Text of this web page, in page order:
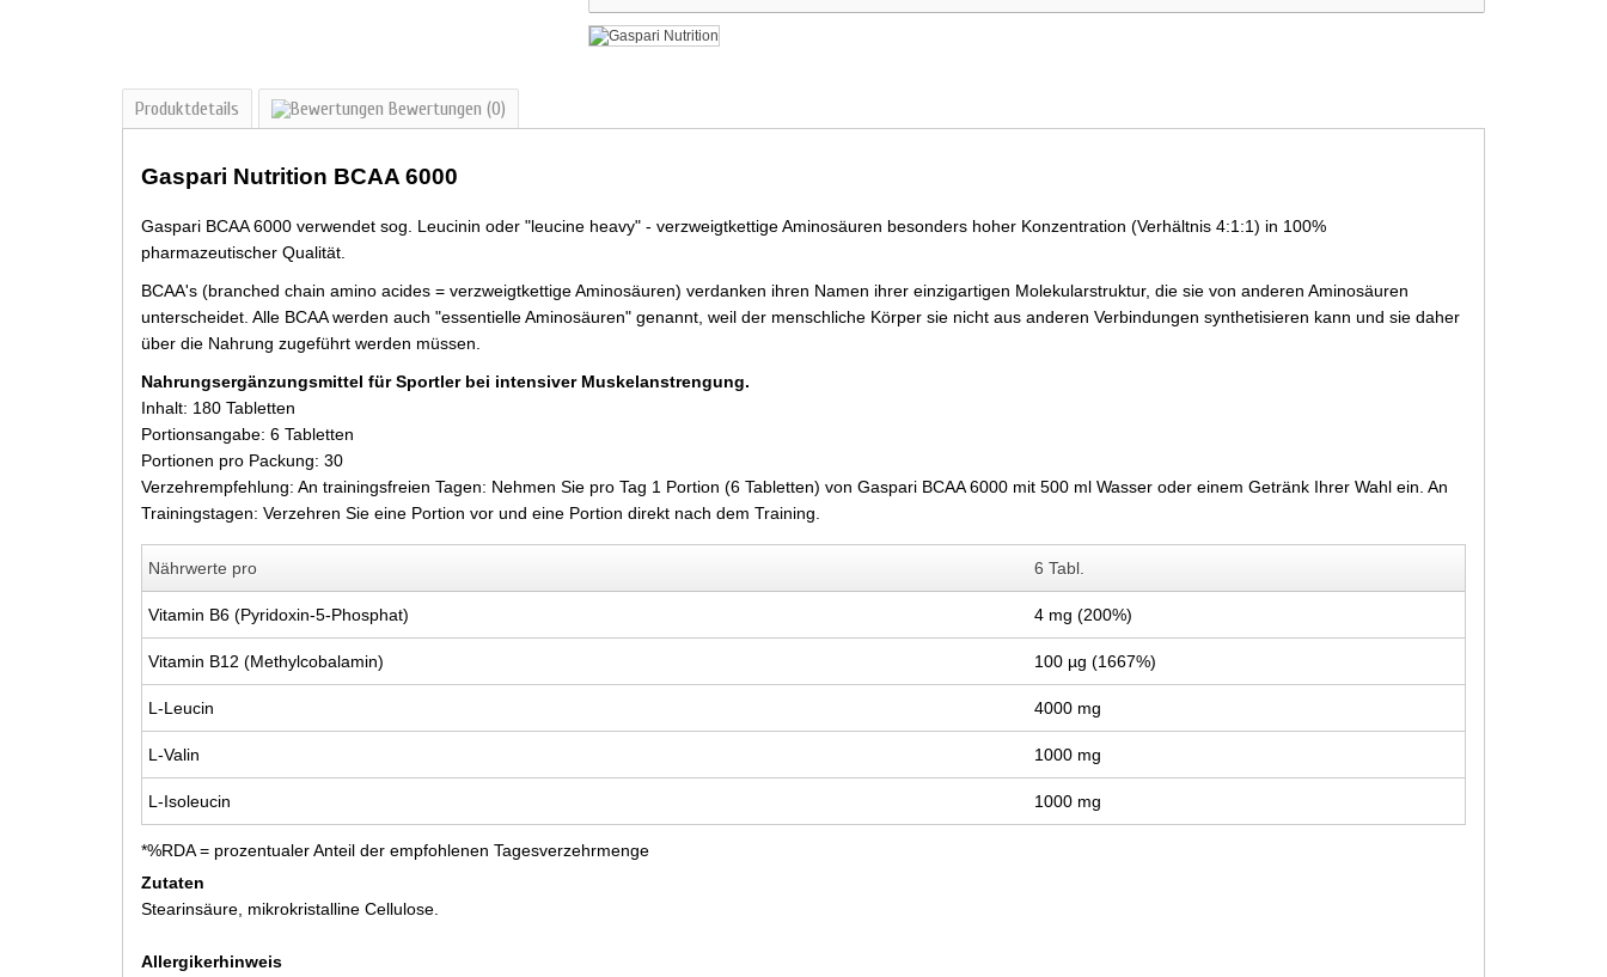
Produktdetails Bewertungen (0)
Gaspari Nutrition BCAA 6000
Gaspari BCAA 6000 verwendet sog. Leucinin oder "leucine heavy" - verzweigtkettige Aminosäuren besonders hoher Konzentration (Verhältnis 4:1:1) in 100%
pharmazeutischer Qualität.
BCAA's (branched chain amino acides = verzweigtkettige Aminosäuren) verdanken ihren Namen ihrer einzigartigen Molekularstruktur, die sie von anderen Aminosäuren
unterscheidet. Alle BCAA werden auch "essentielle Aminosäuren" genannt, weil der menschliche Körper sie nicht aus anderen Verbindungen synthetisieren kann und sie daher
über die Nahrung zugeführt werden müssen.
Nahrungsergänzungsmittel für Sportler bei intensiver Muskelanstrengung.
Inhalt: 180 Tabletten
Portionsangabe: 6 Tabletten
Portionen pro Packung: 30
Verzehrempfehlung: An trainingsfreien Tagen: Nehmen Sie pro Tag 1 Portion (6 Tabletten) von Gaspari BCAA 6000 mit 500 ml Wasser oder einem Getränk Ihrer Wahl ein. An
Trainingstagen: Verzehren Sie eine Portion vor und eine Portion direkt nach dem Training.
Nährwerte pro 6 Tabl.
Vitamin B6 (Pyridoxin-5-Phosphat) 4 mg (200%)
Vitamin B12 (Methylcobalamin) 100 µg (1667%)
L-Leucin 4000 mg
L-Valin 1000 mg
L-Isoleucin 1000 mg
*%RDA = prozentualer Anteil der empfohlenen Tagesverzehrmenge
Zutaten
Stearinsäure, mikrokristalline Cellulose.
Allergikerhinweis